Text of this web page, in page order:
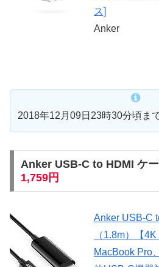
ス]
Anker
2018年12月09日23時30分頃まで
Anker USB-C to HDMI ケ
1,759円
Anker USB-C
（1.8m）【
MacBook Pro